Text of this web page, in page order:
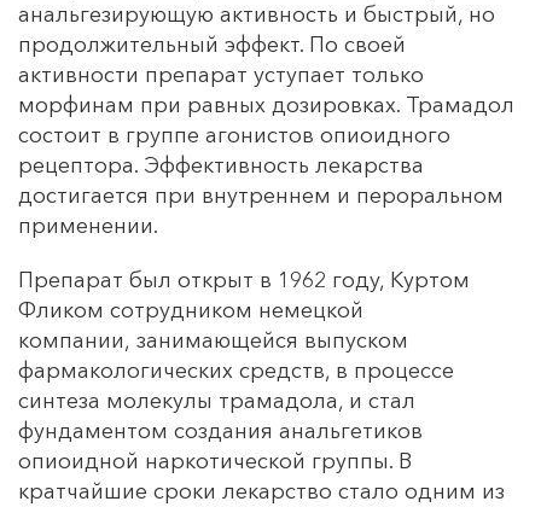
анальгезирующую активность и быстрый, но
продолжительный эффект. По своей
активности препарат уступает только
морфинам при равных дозировках. Трамадол
состоит в группе агонистов опиоидного
рецептора. Эффективность лекарства
достигается при внутреннем и пероральном
применении.
Препарат был открыт в 1962 году, Куртом
Фликом сотрудником немецкой
компании, занимающейся выпуском
фармакологических средств, в процессе
синтеза молекулы трамадола, и стал
фундаментом создания анальгетиков
опиоидной наркотической группы. В
кратчайшие сроки лекарство стало одним из